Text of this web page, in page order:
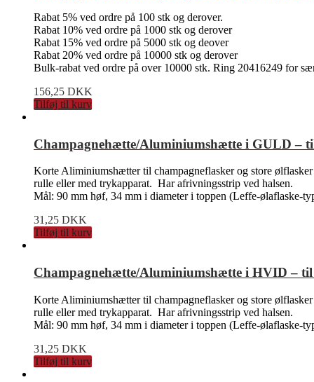
Rabat 5% ved ordre på 100 stk og derover.
Rabat 10% ved ordre på 1000 stk og derover
Rabat 15% ved ordre på 5000 stk og deover
Rabat 20% ved ordre på 10000 stk og derover
Bulk-rabat ved ordre på over 10000 stk. Ring 20416249 for
156,25 DKK
Tilføj til kurv
Champagnehætte/Aluminiumshætte i GULD –
Korte Aliminiumshætter til champagneflasker og store
rulle eller med trykapparat. Har afrivningsstrip ved halsen.
Mål: 90 mm høf, 34 mm i diameter i toppen (Leffe-ølaflaske-
31,25 DKK
Tilføj til kurv
Champagnehætte/Aluminiumshætte i HVID –
Korte Aliminiumshætter til champagneflasker og store
rulle eller med trykapparat. Har afrivningsstrip ved halsen.
Mål: 90 mm høf, 34 mm i diameter i toppen (Leffe-ølaflaske-
31,25 DKK
Tilføj til kurv